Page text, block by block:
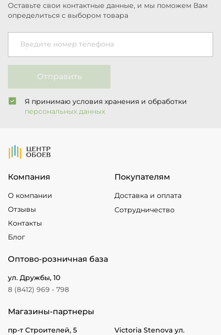
Оставьте свои контактные данные, и мы поможем Вам
определиться с выбором товара
Введите номер телефона
Отправить
Я принимаю условия хранения и обработки
персональных данных
На Главную
Компания
О компании
Отзывы
Контакты
Блог
Покупателям
Доставка и оплата
Сотрудничество
Оптово-розничная база
ул. Дружбы, 10
8 (8412) 969 - 798
Магазины-партнеры
пр-т Строителей, 5
Victoria Stenova ул.